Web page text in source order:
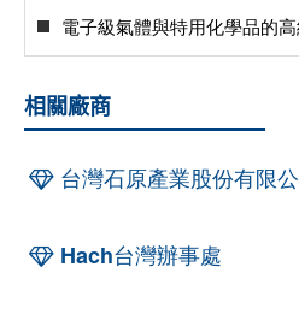
電子級氣體與特用化學品的
相關廠商
台灣石原產業股份有限
Hach台灣辦事處